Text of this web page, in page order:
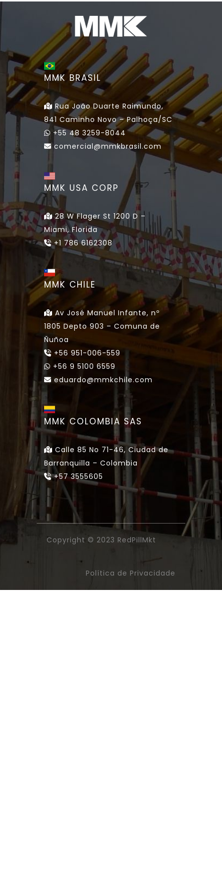
MMK BRASIL
Rua João Duarte Raimundo,
841 Caminho Novo – Palhoça/SC
+55 48 3259-8044
comercial@mmkbrasil.com
MMK USA CORP
28 W Flager St 1200 D –
Miami, Florida
+1 786 6162308
MMK CHILE
Av José Manuel Infante, nº
1805 Depto 903 – Comuna de
Ñuñoa
+56 951-006-559
+56 9 5100 6559
eduardo@mmkchile.com
MMK COLOMBIA SAS
Calle 85 No 71-46, Ciudad de
Barranquilla – Colombia
+57 3555605
Copyright © 2023 RedPillMkt
Política de Privacidade